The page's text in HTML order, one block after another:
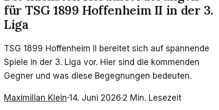
für TSG 1899 Hoffenheim II in der 3.
Liga
TSG 1899 Hoffenheim II bereitet sich auf spannende
Spiele in der 3. Liga vor. Hier sind die kommenden
Gegner und was diese Begegnungen bedeuten.
Maximilian Klein·14. Juni 2026·2 Min. Lesezeit